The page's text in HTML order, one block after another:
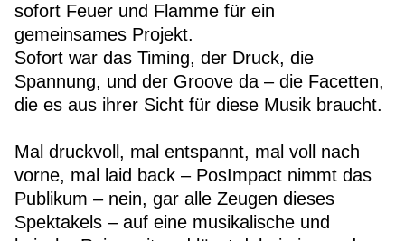
sofort Feuer und Flamme für ein
gemeinsames Projekt.
Sofort war das Timing, der Druck, die
Spannung, und der Groove da – die Facetten,
die es aus ihrer Sicht für diese Musik braucht.
Mal druckvoll, mal entspannt, mal voll nach
vorne, mal laid back – PosImpact nimmt das
Publikum – nein, gar alle Zeugen dieses
Spektakels – auf eine musikalische und